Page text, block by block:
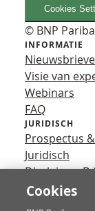
Cookies
© BNP
INFORMATIE
Visie van
Webinars
FAQ
JURIDISCH
Prospectus
Juridisch
Disclaimer
Privacy
Cookies